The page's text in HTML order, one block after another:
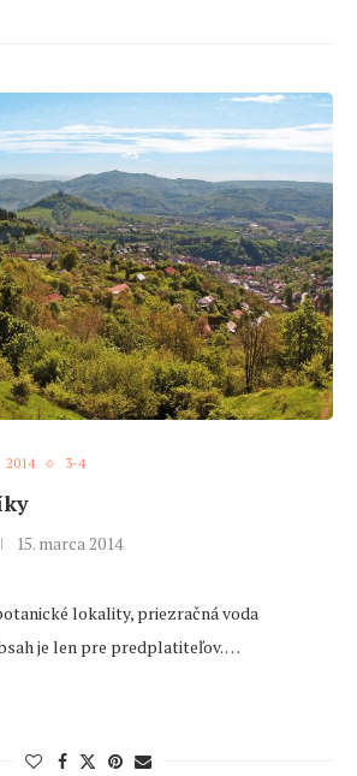
2014 3-4
15. marca 2014
lokality, priezračná voda
je len pre predplatiteľov. …